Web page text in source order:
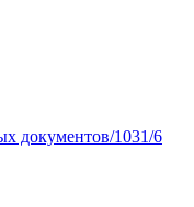
документов/1031/6